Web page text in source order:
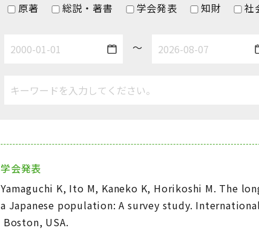
原著 総説・著書 学会発表 知財 社
～
学会発表
Yamaguchi K, Ito M, Kaneko K, Horikoshi M. The
a Japanese population: A survey study.
Boston, USA.